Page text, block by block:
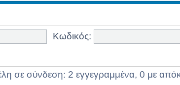
Κωδικός:
σε σύνδεση: 2 εγγεγραμμένα, 0 με